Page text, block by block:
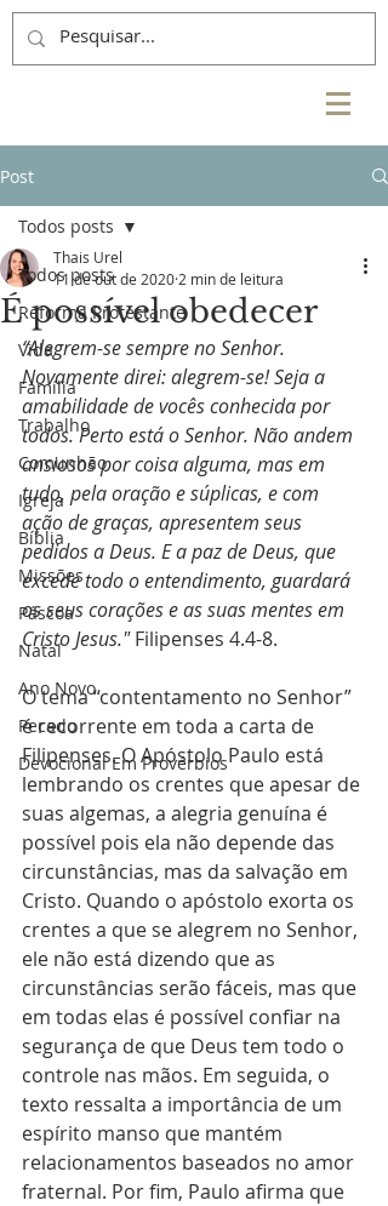
Post
Todos posts
Reforma Protestante
Vida
Família
Trabalho
Comunhão
Igreja
Bíblia
Missões
Páscoa
Natal
Ano Novo
Pecado
Devocional Em Provérbios
Todos posts
É possível obedecer
Thais Urel
11 de out de 2020 2 min de leitura
“Alegrem-se sempre no Senhor.
Novamente direi: alegrem-se! Seja a
amabilidade de vocês conhecida por
todos. Perto está o Senhor. Não andem
ansiosos por coisa alguma, mas em
tudo, pela oração e súplicas, e com
ação de graças, apresentem seus
pedidos a Deus. E a paz de Deus, que
excede todo o entendimento, guardará
os seus corações e as suas mentes em
Cristo Jesus." Filipenses 4.4-8.
O tema “contentamento no Senhor”
é recorrente em toda a carta de
Filipenses. O Apóstolo Paulo está
lembrando os crentes que apesar de
suas algemas, a alegria genuína é
possível pois ela não depende das
circunstâncias, mas da salvação em
Cristo. Quando o apóstolo exorta os
crentes a que se alegrem no Senhor,
ele não está dizendo que as
circunstâncias serão fáceis, mas que
em todas elas é possível confiar na
segurança de que Deus tem todo o
controle nas mãos. Em seguida, o
texto ressalta a importância de um
espírito manso que mantém
relacionamentos baseados no amor
fraternal. Por fim, Paulo afirma que